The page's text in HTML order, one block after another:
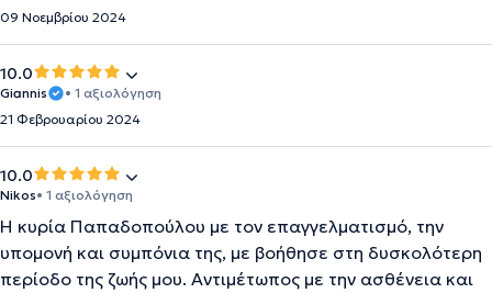
09 Νοεμβρίου 2024
10.0
Giannis
• 1 αξιολόγηση
21 Φεβρουαρίου 2024
10.0
Nikos• 1 αξιολόγηση
Η κυρία Παπαδοπούλου με τον επαγγελματισμό, την
υπομονή και συμπόνια της, με βοήθησε στη δυσκολότερη
περίοδο της ζωής μου. Αντιμέτωπος με την ασθένεια και